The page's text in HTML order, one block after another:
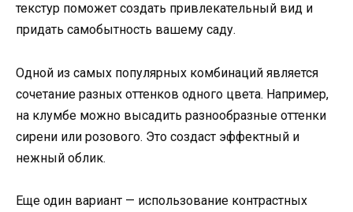
текстур поможет создать привлекательный вид и
придать самобытность вашему саду.
Одной из самых популярных комбинаций является
сочетание разных оттенков одного цвета. Например,
на клумбе можно высадить разнообразные оттенки
сирени или розового. Это создаст эффектный и
нежный облик.
Еще один вариант — использование контрастных